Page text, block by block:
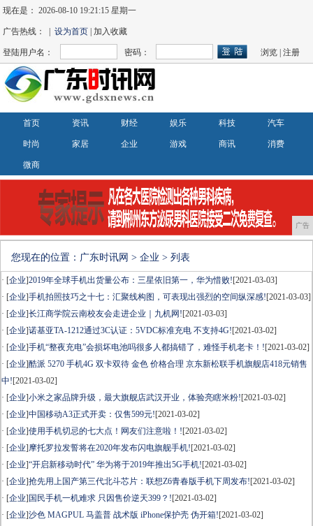
现在是：2026-08-10 19:21:16 星期一
广告热线： |设为首页 | 加入收藏
登陆用户名： 密码： 浏览 |注册
首页 资讯 财经 娱乐 科技 汽车
时尚 家居 企业 游戏 商讯 消费
微商
广告
您现在的位置： 广东时讯网 > 企业 > 列表
· [企业]2019年全球手机出货量公布：三星依旧第一，华为惜败![2021-03-03]
· [企业]手机拍照技巧之十七：汇聚线构图，可表现出强烈的空间纵深感![2021-03-03]
· [企业]长江商学院云南校友会走进企业｜九机网![2021-03-03]
· [企业]诺基亚TA-1212通过3C认证：5VDC标准充电 不支持4G![2021-03-02]
· [企业]手机“整夜充电”会损坏电池吗很多人都搞错了，难怪手机老卡！![2021-03-02]
· [企业]酷派 5270 手机4G 双卡双待 金色 价格合理 京东新松联手机旗舰店418元销售
中![2021-03-02]
· [企业]小米之家品牌升级，最大旗舰店武汉开业，体验亮瞎米粉![2021-03-02]
· [企业]中国移动A3正式开卖：仅售599元![2021-03-02]
· [企业]使用手机切忌的七大点！网友们注意啦！![2021-03-02]
· [企业]摩托罗拉发誓将在2020年发布闪电旗舰手机![2021-03-02]
· [企业]“开启新移动时代” 华为将于2019年推出5G手机![2021-03-02]
· [企业]抢先用上国产第三代北斗芯片：联想Z6青春版手机下周发布![2021-03-02]
· [企业] 国民手机一机难求 只因售价逆天399？![2021-03-02]
· [企业]沙色 MAGPUL 马盖普 战术版 iPhone保护壳 伪开箱![2021-03-02]